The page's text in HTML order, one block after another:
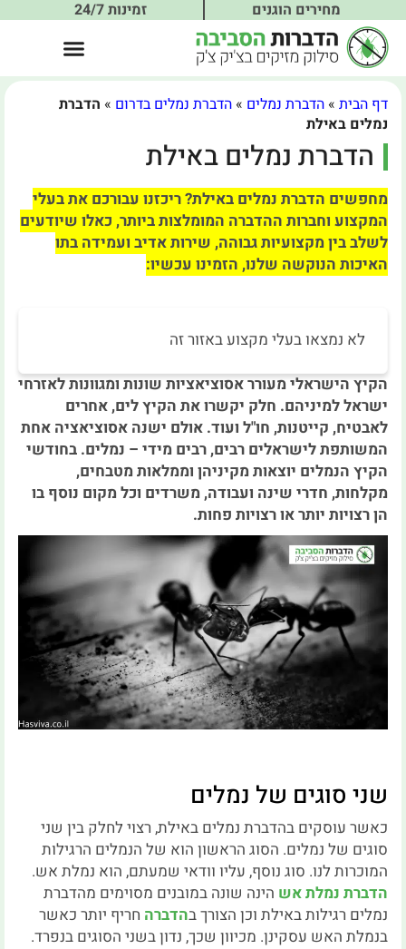
מחירים הוגנים זמינות 24/7
דף הבית »הדברת נמלים »הדברת נמלים בדרום » הדברת
נמלים באילת
הדברת נמלים באילת
מחפשים הדברת נמלים באילת? ריכזנו עבורכם את בעלי
המקצוע וחברות ההדברה המומלצות ביותר, כאלו שיודעים
לשלב בין מקצועיות גבוהה, שירות אדיב ועמידה בתו
האיכות הנוקשה שלנו, הזמינו עכשיו:
לא נמצאו בעלי מקצוע באזור זה
הקיץ הישראלי מעורר אסוציאציות שונות ומגוונות לאזרחי
ישראל למיניהם. חלק יקשרו את הקיץ לים, אחרים
לאבטיח, קייטנות, חו"ל ועוד. אולם ישנה אסוציאציה אחת
המשותפת לישראלים רבים, רבים מידי – נמלים. בחודשי
הקיץ הנמלים יוצאות מקיניהן וממלאות מטבחים,
מקלחות, חדרי שינה ועבודה, משרדים וכל מקום נוסף בו
הן רצויות יותר או רצויות פחות.
שני סוגים של נמלים
כאשר עוסקים בהדברת נמלים באילת, רצוי לחלק בין שני
סוגים של נמלים. הסוג הראשון הוא של הנמלים הרגילות
המוכרות לנו. סוג נוסף, עליו וודאי שמעתם, הוא נמלת אש.
הדברת נמלת אש הינה שונה במובנים מסוימים מהדברת
נמלים רגילות באילת וכן הצורך בהדברה חריף יותר כאשר
בנמלת האש עסקינן. מכיוון שכך, נדון בשני הסוגים בנפרד.